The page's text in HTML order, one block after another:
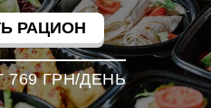
РАЦИОН
ГРН/ДЕНЬ